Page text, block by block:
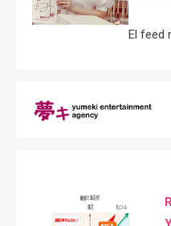
El feed